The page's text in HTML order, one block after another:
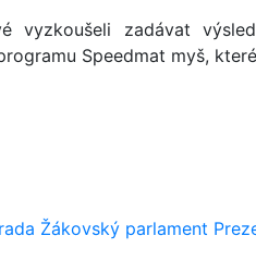
vyzkoušeli zadávat
Speedmat myš,
Žákovský parlament